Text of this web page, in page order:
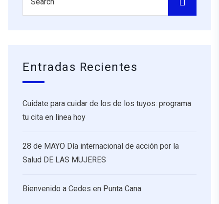
Entradas Recientes
Cuidate para cuidar de los de los tuyos: programa
tu cita en linea hoy
28 de MAYO Día internacional de acción por la
Salud DE LAS MUJERES
Bienvenido a Cedes en Punta Cana